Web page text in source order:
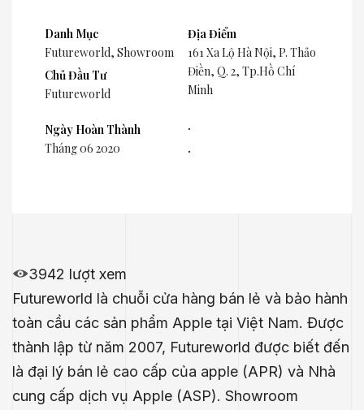
Danh Mục
Futureworld, Showroom
Chủ Đầu Tư
Futureworld
Ngày Hoàn Thành
Tháng 06 2020
Địa Điểm
161 Xa Lộ Hà Nội, P. Thảo
Điền, Q. 2, Tp.Hồ Chí
Minh
.
.
3942 lượt xem
Futureworld là chuỗi cửa hàng bán lẻ và bảo hành
toàn cầu các sản phẩm Apple tại Việt Nam. Được
thành lập từ năm 2007, Futureworld được biết đến
là đại lý bán lẻ cao cấp của apple (APR) và Nhà
cung cấp dịch vụ Apple (ASP). Showroom